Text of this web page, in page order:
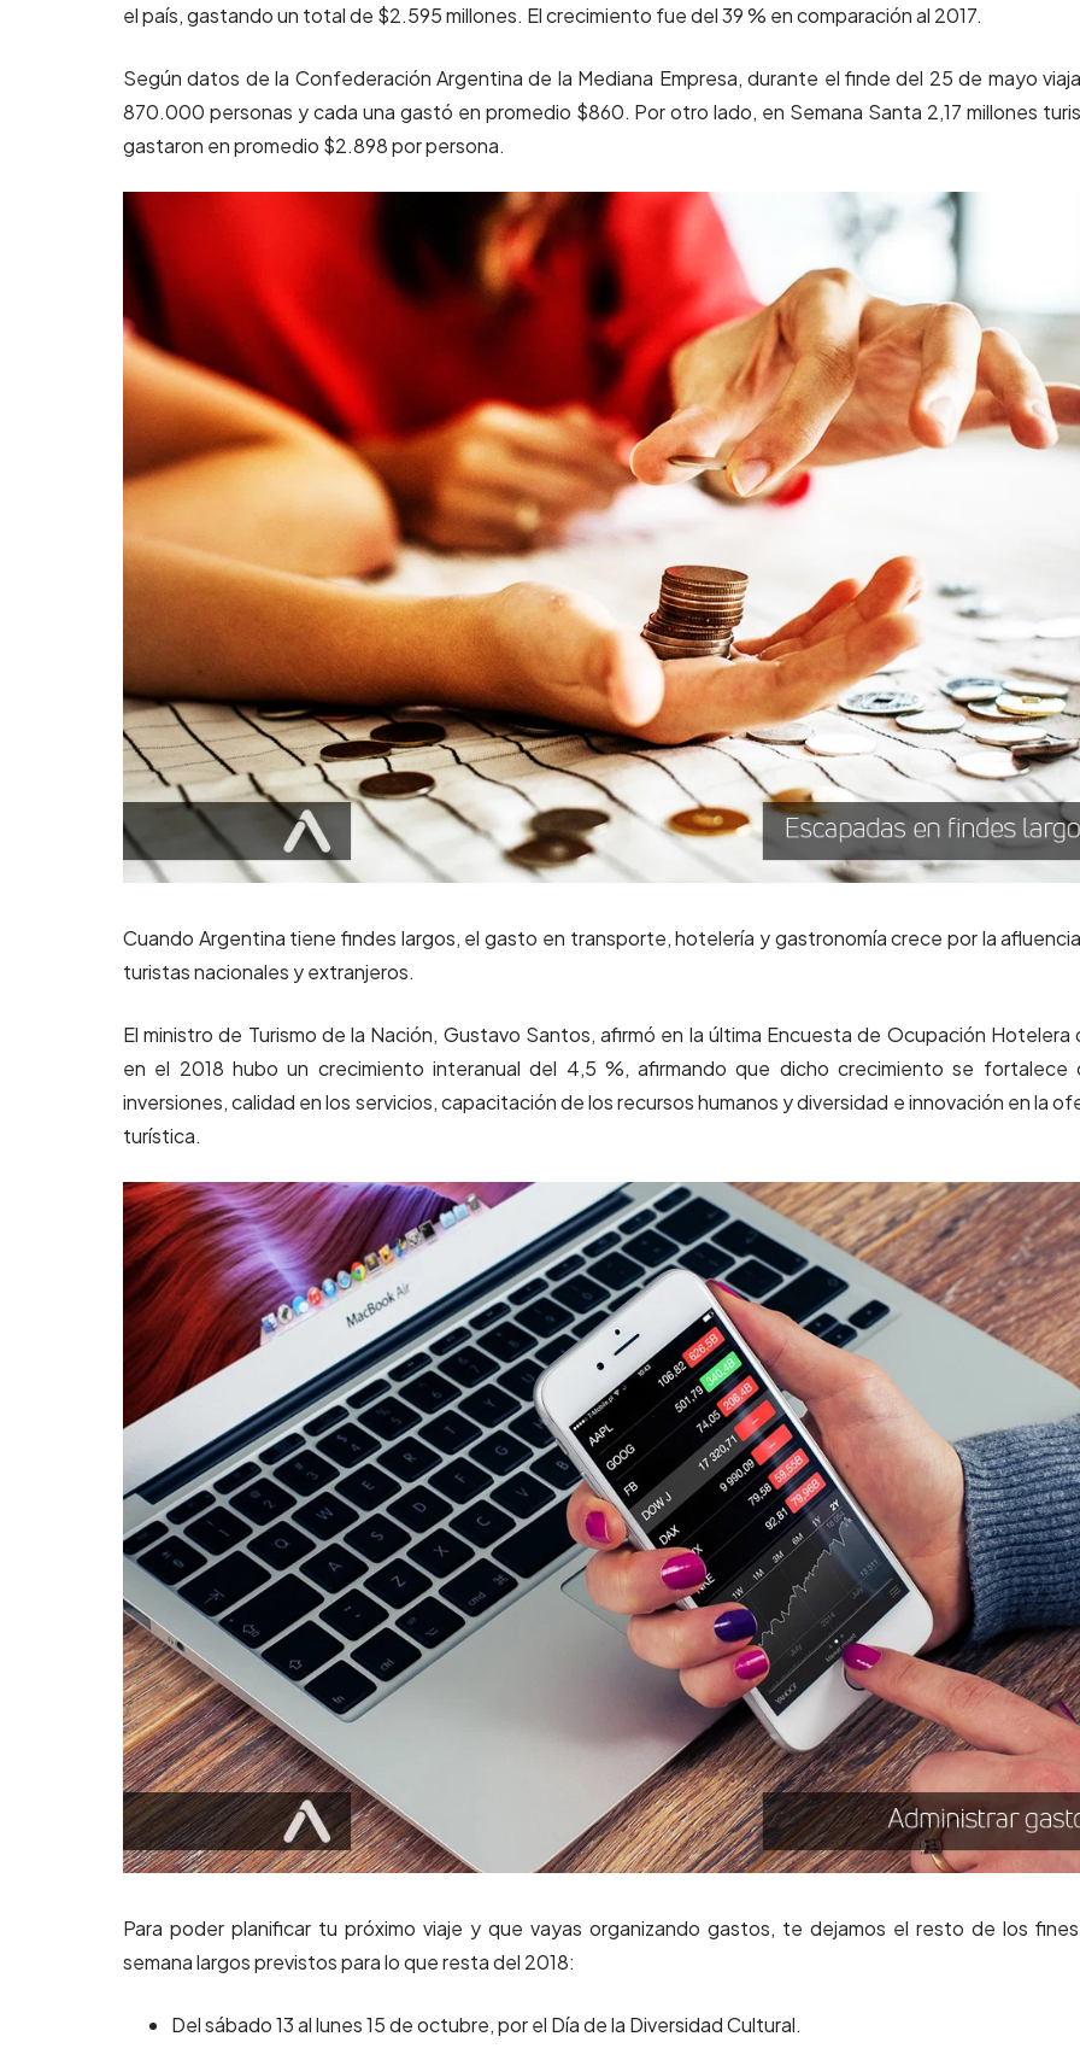
el país, gastando un total de $2.595 millones. El crecimiento fue del 39 % en comparación al 2017.
Según datos de la Confederación Argentina de la Mediana Empresa, durante el finde del 25 de mayo
870.000 personas y cada una gastó en promedio $860. Por otro lado, en Semana Santa 2,17 millones
gastaron en promedio $2.898 por persona.
Cuando Argentina tiene findes largos, el gasto en transporte, hotelería y gastronomía crece por la
turistas nacionales y extranjeros.
El ministro de Turismo de la Nación, Gustavo Santos, afirmó en la última Encuesta de Ocupación Hotelera
en el 2018 hubo un crecimiento interanual del 4,5 %, afirmando que dicho crecimiento se fortalece
inversiones, calidad en los servicios, capacitación de los recursos humanos y diversidad e innovación en la
turística.
Para poder planificar tu próximo viaje y que vayas organizando gastos, te dejamos el resto de los
semana largos previstos para lo que resta del 2018:
Del sábado 13 al lunes 15 de octubre, por el Día de la Diversidad Cultural.